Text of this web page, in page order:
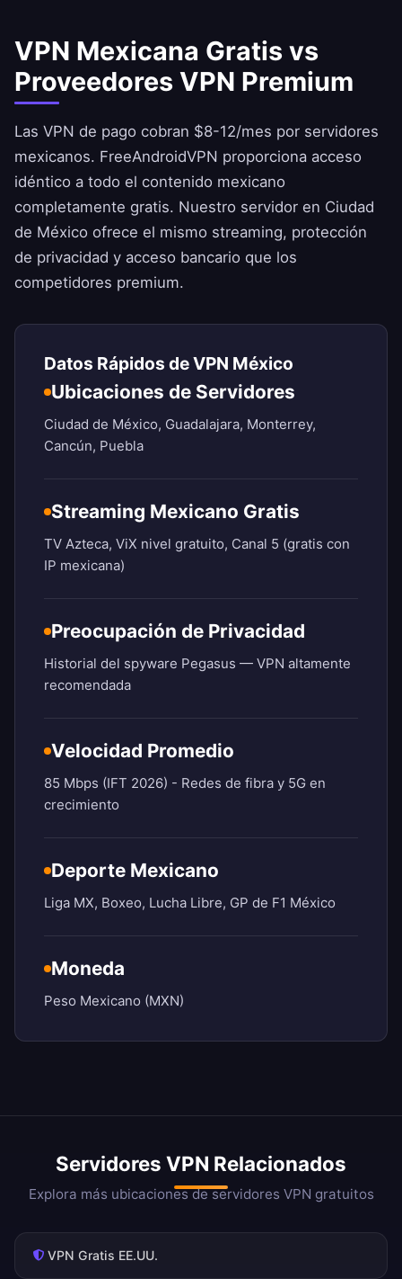
VPN Mexicana Gratis vs
Proveedores VPN Premium
Las VPN de pago cobran $8-12/mes por servidores
mexicanos. FreeAndroidVPN proporciona acceso
idéntico a todo el contenido mexicano
completamente gratis. Nuestro servidor en Ciudad
de México ofrece el mismo streaming, protección
de privacidad y acceso bancario que los
competidores premium.
Datos Rápidos de VPN México
Ubicaciones de Servidores
Ciudad de México, Guadalajara, Monterrey,
Cancún, Puebla
Streaming Mexicano Gratis
TV Azteca, ViX nivel gratuito, Canal 5 (gratis con
IP mexicana)
Preocupación de Privacidad
Historial del spyware Pegasus — VPN altamente
recomendada
Velocidad Promedio
85 Mbps (IFT 2026) - Redes de fibra y 5G en
crecimiento
Deporte Mexicano
Liga MX, Boxeo, Lucha Libre, GP de F1 México
Moneda
Peso Mexicano (MXN)
Servidores VPN Relacionados
Explora más ubicaciones de servidores VPN gratuitos
VPN Gratis EE.UU.